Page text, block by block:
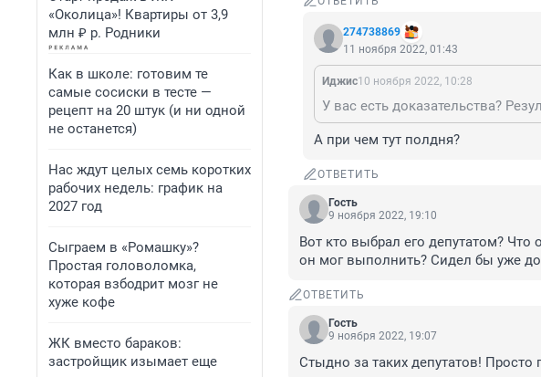
«Околица»! Квартиры от 3,9
млн ₽ р. Родники
Как в школе: готовим те
самые сосиски в тесте —
рецепт на 20 штук (и ни одной
не останется)
Нас ждут целых семь коротких
рабочих недель: график на
2027 год
Сыграем в «Ромашку»?
Простая головоломка,
которая взбодрит мозг не
хуже кофе
ЖК вместо бараков:
застройщик изымает еще
274738869
11 ноября 2022, 01:43
Иджис10 ноября 2022, 10:28
А при чем тут полдня?
ОТВЕТИТЬ
Гость
9 ноября 2022, 19:10
Вот кто выбрал его депутатом?
он мог выполнить? Сидел бы уже
ОТВЕТИТЬ
Гость
9 ноября 2022, 19:07
Стыдно за таких депутатов! Просто